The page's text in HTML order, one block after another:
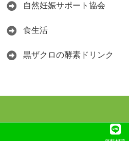
自然妊娠サポート協会
食生活
黒ザクロの酵素ドリンク